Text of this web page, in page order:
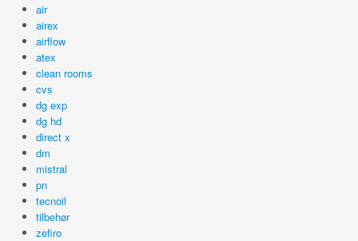
air
airex
airflow
atex
clean rooms
cvs
dg exp
dg hd
direct x
dm
mistral
pn
tecnoil
tilbehør
zefiro